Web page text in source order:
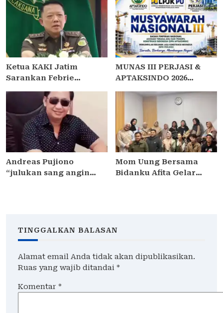
Perkuat Kolaborasi
dengan DPRD
Presentasi dan
Pembinaan Karakter
Santriwati Yatim Dhuafa
Ketua KAKI Jatim
Sarankan Febrie
Sikap dan Hormati
Proses Hukum, Bukan
Ajukan Praperadilan
MUNAS III PERJASI &
APTAKSINDO 2026
BERKARYA, MEMBANGUN
HADIR
Andreas Pujiono
“julukan sang angin
Mom Uung Bersama
Bidanku Afita Gelar
TINGGALKAN BALASAN
Alamat email Anda tidak akan dipublikasikan.
Ruas yang wajib ditandai *
Komentar *